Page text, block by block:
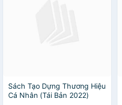
Sách Tạo Dựng Thương Hiệu
Cá Nhân (Tái Bản 2022)